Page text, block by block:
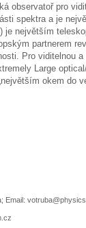
observatoř pro
spektra a je
je největším
partnerem
Pro viditelnou
Large
okem do
Email: